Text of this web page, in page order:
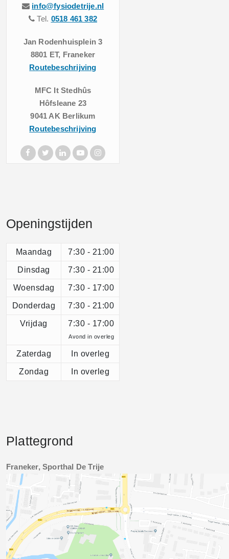
info@fysiodetrije.nl
Tel. 0518 461 382
Jan Rodenhuisplein 3
8801 ET, Franeker
Routebeschrijving
MFC It Stedhûs
Hôfsleane 23
9041 AK Berlikum
Routebeschrijving
Openingstijden
Maandag 7:30 - 21:00
Dinsdag 7:30 - 21:00
Woensdag 7:30 - 17:00
Donderdag 7:30 - 21:00
Vrijdag 7:30 - 17:00
Avond in overleg
Zaterdag In overleg
Zondag In overleg
Plattegrond
Franeker, Sporthal De Trije